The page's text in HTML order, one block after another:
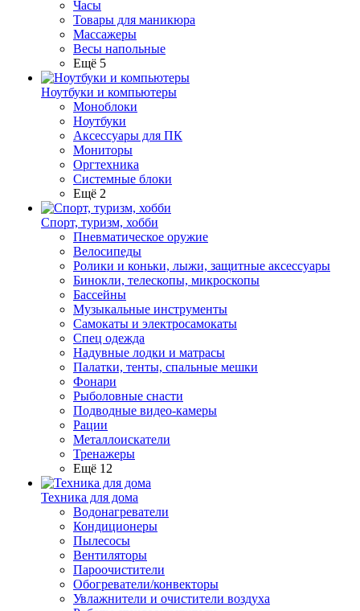
Часы
Товары для маникюра
Массажеры
Весы напольные
Ещё 5
Ноутбуки и компьютеры
Моноблоки
Ноутбуки
Аксессуары для ПК
Мониторы
Оргтехника
Системные блоки
Ещё 2
Спорт, туризм, хобби
Пневматическое оружие
Велосипеды
Ролики и коньки, лыжи, защитные аксессуары
Бинокли, телескопы, микроскопы
Бассейны
Музыкальные инструменты
Самокаты и электросамокаты
Спец одежда
Надувные лодки и матрасы
Палатки, тенты, спальные мешки
Фонари
Рыболовные снасти
Подводные видео-камеры
Рации
Металлоискатели
Тренажеры
Ещё 12
Техника для дома
Водонагреватели
Кондиционеры
Пылесосы
Вентиляторы
Пароочистители
Обогреватели/конвекторы
Увлажнители и очистители воздуха